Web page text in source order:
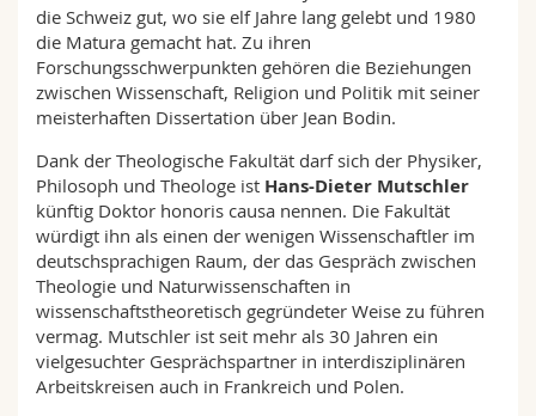
die Schweiz gut, wo sie elf Jahre lang gelebt und 1980
die Matura gemacht hat. Zu ihren
Forschungsschwerpunkten gehören die Beziehungen
zwischen Wissenschaft, Religion und Politik mit seiner
meisterhaften Dissertation über Jean Bodin.
Dank der Theologische Fakultät darf sich der Physiker,
Philosoph und Theologe ist Hans-Dieter Mutschler
künftig Doktor honoris causa nennen. Die Fakultät
würdigt ihn als einen der wenigen Wissenschaftler im
deutschsprachigen Raum, der das Gespräch zwischen
Theologie und Naturwissenschaften in
wissenschaftstheoretisch gegründeter Weise zu führen
vermag. Mutschler ist seit mehr als 30 Jahren ein
vielgesuchter Gesprächspartner in interdisziplinären
Arbeitskreisen auch in Frankreich und Polen.